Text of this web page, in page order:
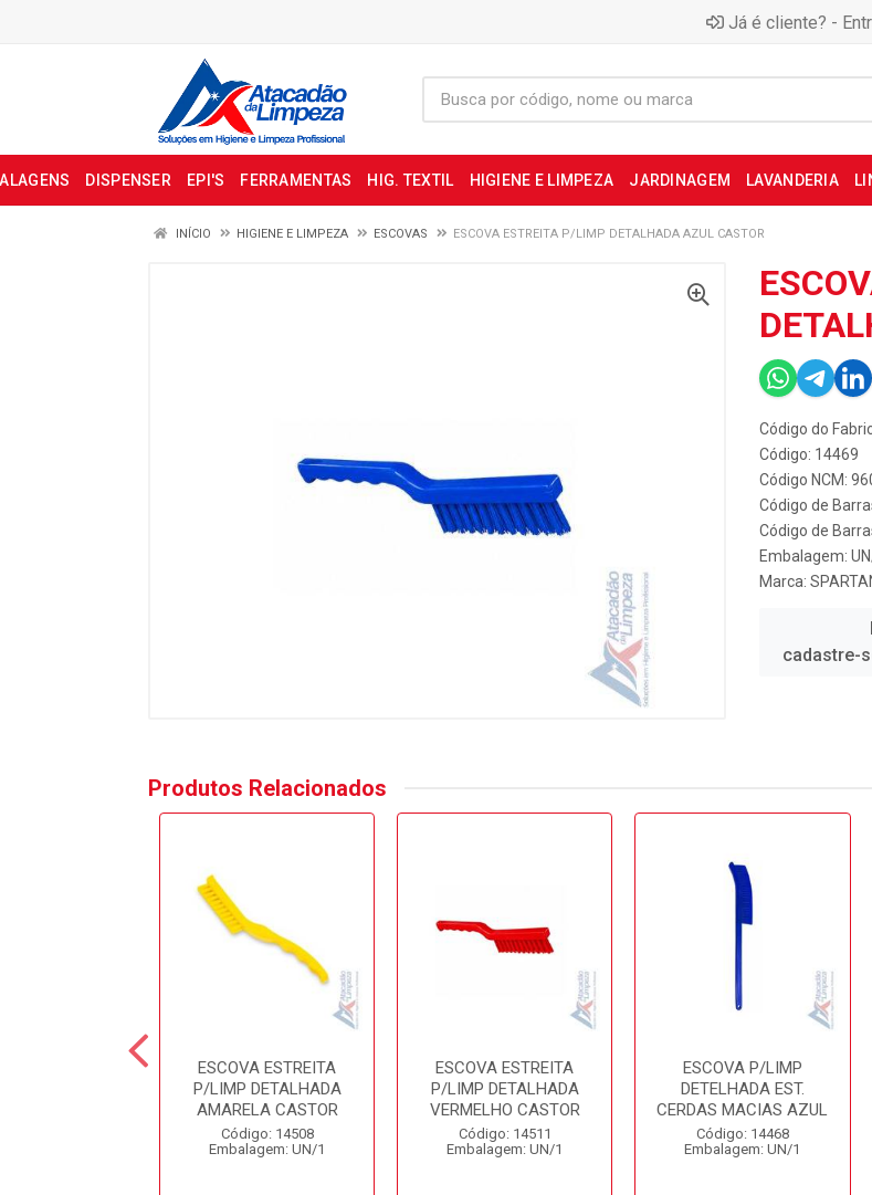
Já é cliente? -
DISPENSER EPI'S FERRAMENTAS HIG. TEXTIL HIGIENE E LIMPEZA JARDINAGEM LAVANDERIA
INÍCIO HIGIENE E LIMPEZA ESCOVAS ESCOVA ESTREITA P/LIMP DETALHADA AZUL CASTOR
Código do
Código: 14469
Código NCM:
Código de
Código de
Embalagem:
Marca:
cadastre-
Produtos Relacionados
ESCOVA ESTREITA
P/LIMP DETALHADA
AMARELA CASTOR
Código: 14508
Embalagem: UN/1
ESCOVA ESTREITA
P/LIMP DETALHADA
VERMELHO CASTOR
Código: 14511
Embalagem: UN/1
ESCOVA P/LIMP
DETELHADA EST.
CERDAS MACIAS AZUL
Código: 14468
Embalagem: UN/1